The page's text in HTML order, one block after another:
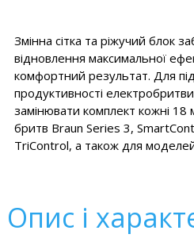
Змінна сітка та ріжучий блок
відновлення максимальної
комфортний результат. Для
продуктивності
замінювати комплект кожні 18
бритв Braun Series 3,
TriControl, а також для
Опис і